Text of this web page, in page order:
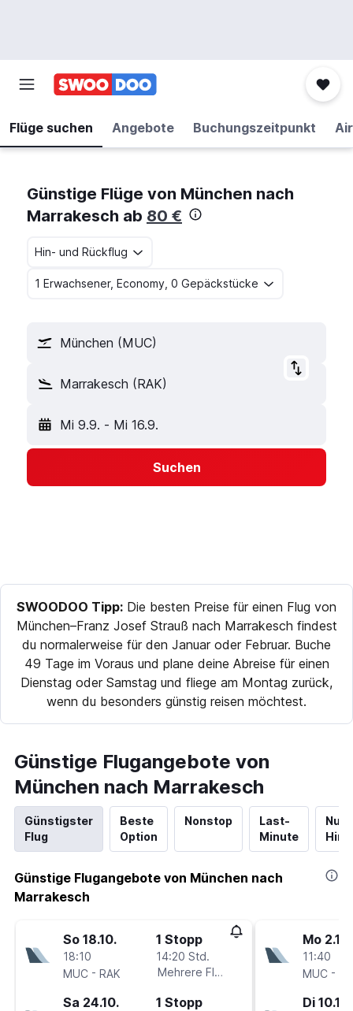
Flüge suchen Angebote Buchungszeitpunkt
Günstige Flüge von München nach
Marrakesch ab 80 €
Hin- und Rückflug
1 Erwachsener, Economy, 0 Gepäckstücke
München (MUC)
Marrakesch (RAK)
Mi 9.9. - Mi 16.9.
Suchen
SWOODOO Tipp: Die besten Preise für einen Flug von
München–Franz Josef Strauß nach Marrakesch findest
du normalerweise für den Januar oder Februar. Buche
49 Tage im Voraus und plane deine Abreise für einen
Dienstag oder Samstag und fliege am Montag zurück,
wenn du besonders günstig reisen möchtest.
Günstige Flugangebote von
München nach Marrakesch
Günstigster
Flug
Beste
Option
Nonstop
Last-
Minute
Nur
Günstige Flugangebote von München nach
Marrakesch
So 18.10.
18:10
MUC - RAK
1 Stopp
14:20 Std.
Mehrere Fluglinien
Sa 24.10. 1 Stopp
Mo 2.11.
11:40
MUC -
Di 10.11.